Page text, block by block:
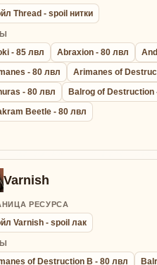
Thread - spoil нитки
- 85 лвл Abraxion - 80 лвл
- 80 лвл
Arimanes of
- 80 лвл
Balrog of Destruction
Beetle - 80 лвл
Varnish
РЕСУРСА
Varnish - spoil лак
of Destruction B - 80 лвл